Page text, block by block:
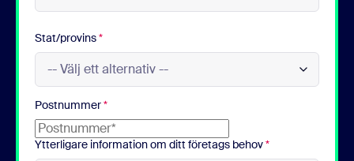
Stat/provins*
Postnummer*
Ytterligare information om ditt företags behov*